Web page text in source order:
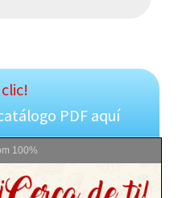
clic!
PDF aquí
100%